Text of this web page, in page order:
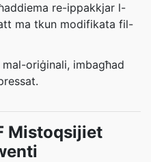
re-ippakkjar l-
ma tkun modifikata fil-
oriġinali, imbagħad
Mistoqsijiet